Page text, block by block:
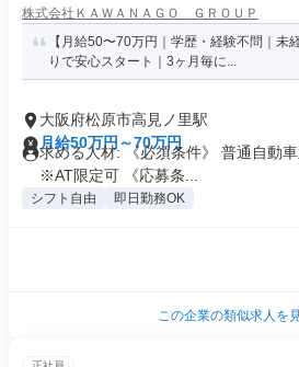
株式会社ＫＡＷＡＮＡＧＯ ＧＲＯＵＰ
【月給50〜70万円｜学歴・経験不問｜未
りで安心スタート｜3ヶ月毎に...
大阪府松原市高見ノ里駅
月給50万円～70万円
求める人材: 《必須条件》 普通自動
※AT限定可 《応募条...
シフト自由 即日勤務OK
この企業の類似求人を